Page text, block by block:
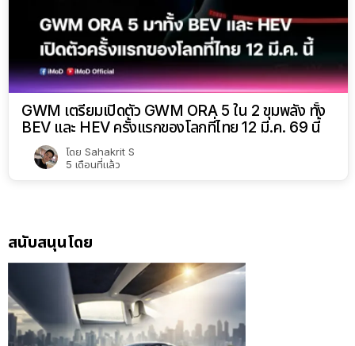
GWM เตรียมเปิดตัว GWM ORA 5 ใน 2 ขุมพลัง ทั้ง
BEV และ HEV ครั้งแรกของโลกที่ไทย 12 มี.ค. 69 นี้
โดย Sahakrit S
5 เดือนที่แล้ว
สนับสนุนโดย